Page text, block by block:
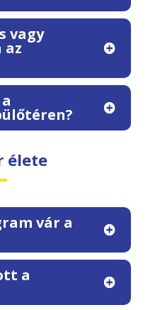
vagy
az
élete
vár a
a